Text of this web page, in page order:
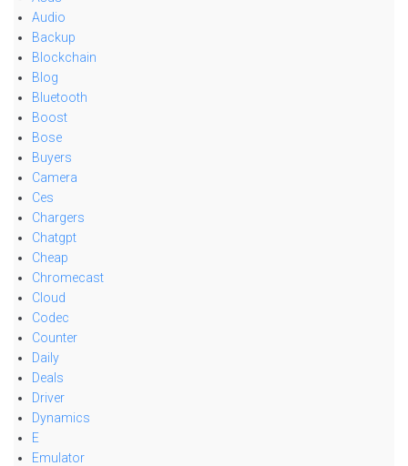
Audio
Backup
Blockchain
Blog
Bluetooth
Boost
Bose
Buyers
Camera
Ces
Chargers
Chatgpt
Cheap
Chromecast
Cloud
Codec
Counter
Daily
Deals
Driver
Dynamics
E
Emulator